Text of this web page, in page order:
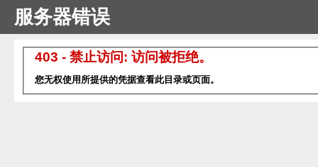
服务器错误
403 - 禁止访问: 访问被拒绝。
您无权使用所提供的凭据查看此目录或页面。